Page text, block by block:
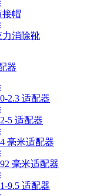
接帽
力消除靴
器
2.3 适配器
5 适配器
毫米适配器
毫米适配器
9.5 适配器